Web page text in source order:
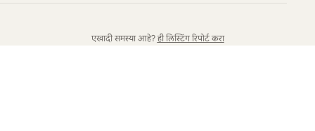
एखादी समस्या आहे? ही लिस्टिंग रिपोर्ट करा